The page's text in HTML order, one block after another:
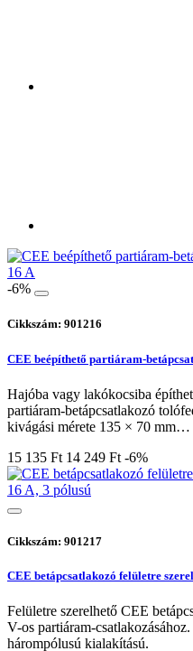
-6%
Cikkszám: 901216
CEE beépíthető partiáram-
Hajóba vagy lakókocsiba
partiáram-betápcsatlakozó
kivágási mérete 135 × 70 mm…
15 135 Ft 14 249 Ft -6%
Cikkszám: 901217
CEE betápcsatlakozó felületre
Felületre szerelhető CEE
V-os partiáram-
hárompólusú kialakítású.